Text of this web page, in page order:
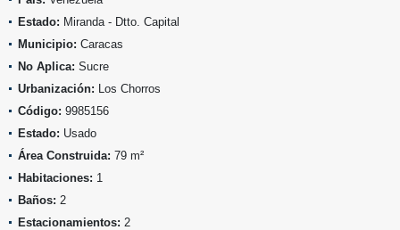
Estado: Miranda - Dtto. Capital
Municipio: Caracas
No Aplica: Sucre
Urbanización: Los Chorros
Código: 9985156
Estado: Usado
Área Construida: 79 m²
Habitaciones: 1
Baños: 2
Estacionamientos: 2